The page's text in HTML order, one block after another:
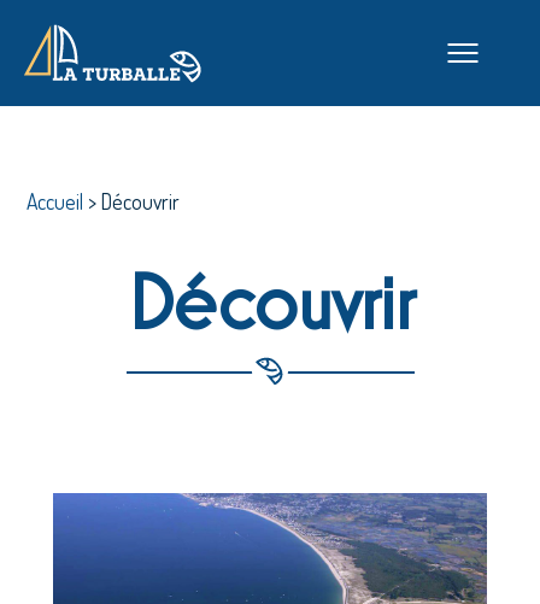
Accueil >Découvrir
Découvrir